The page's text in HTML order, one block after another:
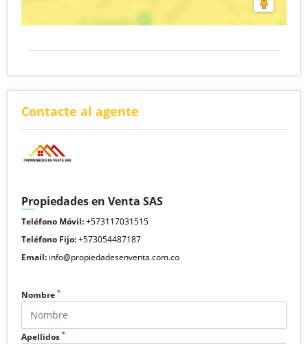
Contacte al agente
Propiedades en Venta SAS
Teléfono Móvil:+573117031515
Teléfono Fijo:+573054487187
Email: info@propiedadesenventa.com.co
Nombre *
Apellidos *